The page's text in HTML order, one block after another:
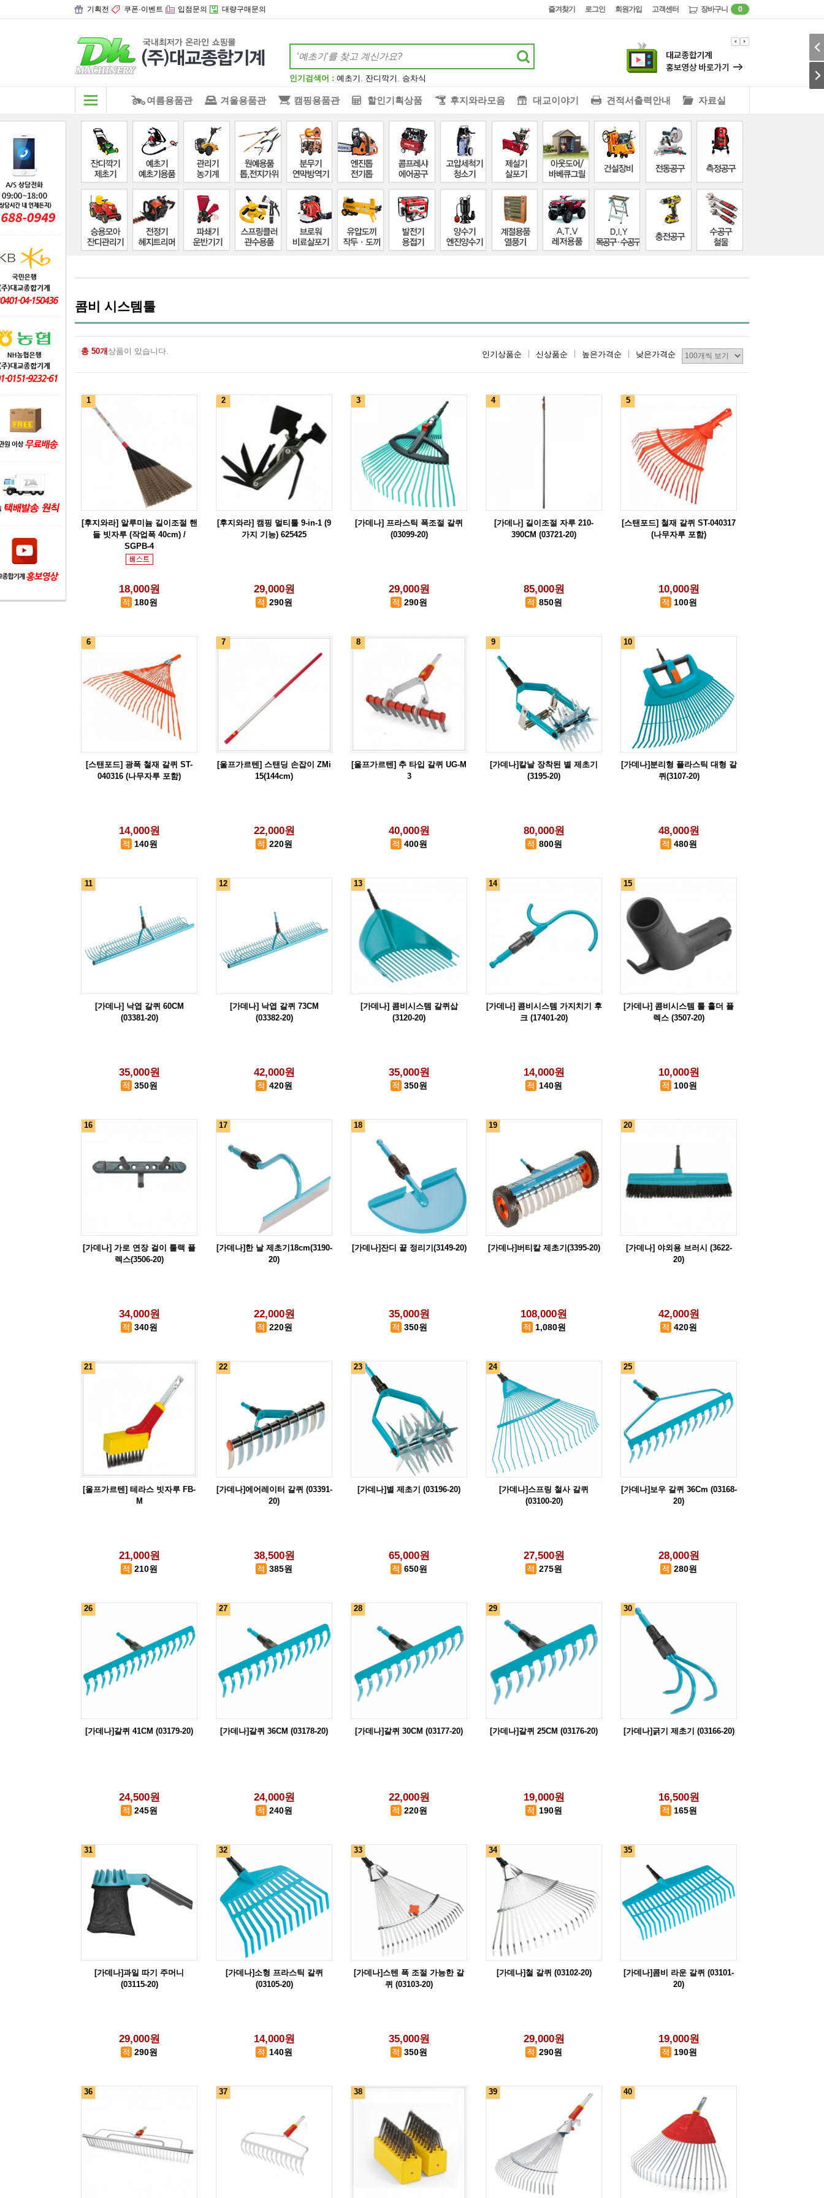
기획전 쿠폰·이벤트 입점문의 대량구매문의 즐겨찾기 로그인 회원가입 고객센터 장바구니 0
인기검색어 : 예초기 , 잔디깍기 , 승차식
여름용품관 겨울용품관 캠핑용품관 할인기획상품 후지와라모음 대교이야기 견적서출력안내 자료실
콤비 시스템툴
총 50개 상품이 있습니다. 인기상품순 신상품순 높은가격순 낮은가격순
1
[후지와라] 알루미늄 길이조절 핸
들 빗자루 (작업폭 40cm) /
SGPB-4
18,000원
180원
2
[후지와라] 캠핑 멀티툴 9-in-1 (9
가지 기능) 625425
29,000원
290원
3
[가데나] 프라스틱 폭조절 갈퀴
(03099-20)
29,000원
290원
4
[가데나] 길이조절 자루 210-
390CM (03721-20)
85,000원
850원
5
[스탠포드] 철재 갈퀴 ST-040317
(나무자루 포함)
10,000원
100원
6
[스탠포드] 광폭 철재 갈퀴 ST-
040316 (나무자루 포함)
14,000원
140원
7
[울프가르텐] 스탠딩 손잡이 ZMi
15(144cm)
22,000원
220원
8
[울프가르텐] 추 타입 갈퀴 UG-M
3
40,000원
400원
9
[가데나]칼날 장착된 별 제초기
(3195-20)
80,000원
800원
10
[가데나]분리형 플라스틱 대형 갈
퀴(3107-20)
48,000원
480원
11
[가데나] 낙엽 갈퀴 60CM
(03381-20)
35,000원
350원
12
[가데나] 낙엽 갈퀴 73CM
(03382-20)
42,000원
420원
13
[가데나] 콤비시스템 갈퀴삽
(3120-20)
35,000원
350원
14
[가데나] 콤비시스템 가지치기 후
크 (17401-20)
14,000원
140원
15
[가데나] 콤비시스템 툴 홀더 플
렉스 (3507-20)
10,000원
100원
16
[가데나] 가로 연장 걸이 툴랙 플
렉스(3506-20)
34,000원
340원
17
[가데나]한 날 제초기18cm(3190-
20)
22,000원
220원
18
[가데나]잔디 끝 정리기(3149-20)
35,000원
350원
19
[가데나]버티칼 제초기(3395-20)
108,000원
1,080원
20
[가데나] 야외용 브러시 (3622-
20)
42,000원
420원
21
[울프가르텐] 테라스 빗자루 FB-
M
21,000원
210원
22
[가데나]에어레이터 갈퀴 (03391-
20)
38,500원
385원
23
[가데나]별 제초기 (03196-20)
65,000원
650원
24
[가데나]스프링 철사 갈퀴
(03100-20)
27,500원
275원
25
[가데나]보우 갈퀴 36Cm (03168-
20)
28,000원
280원
26
[가데나]갈퀴 41CM (03179-20)
24,500원
245원
27
[가데나]갈퀴 36CM (03178-20)
24,000원
240원
28
[가데나]갈퀴 30CM (03177-20)
22,000원
220원
29
[가데나]갈퀴 25CM (03176-20)
19,000원
190원
30
[가데나]긁기 제초기 (03166-20)
16,500원
165원
31
[가데나]과일 따기 주머니
(03115-20)
29,000원
290원
32
[가데나]소형 프라스틱 갈퀴
(03105-20)
14,000원
140원
33
[가데나]스텐 폭 조절 가능한 갈
퀴 (03103-20)
35,000원
350원
34
[가데나]철 갈퀴 (03102-20)
29,000원
290원
35
[가데나]콤비 라운 갈퀴 (03101-
20)
19,000원
190원
36 37 38 39 40